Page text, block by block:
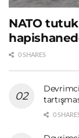
NATO
0 SHARES
0